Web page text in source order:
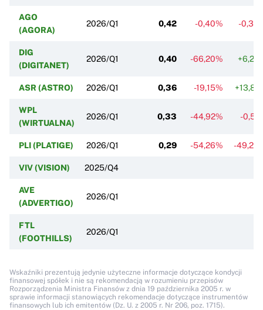
AGO
(AGORA)
2026/Q1 0,42 -0,40% -
DIG
(DIGITANET)
2026/Q1 0,40 -66,20%
ASR (ASTRO) 2026/Q1 0,36 -19,15%
WPL
(WIRTUALNA)
2026/Q1 0,33 -44,92% -
PLI (PLATIGE) 2026/Q1 0,29 -54,26% -
VIV (VISION) 2025/Q4
AVE
(ADVERTIGO)
2026/Q1
FTL
(FOOTHILLS)
2026/Q1
Wskaźniki prezentują jedynie użyteczne informacje dotyczące kondycji
finansowej spółek i nie są rekomendacją w rozumieniu przepisów
Rozporządzenia Ministra Finansów z dnia 19 października 2005 r. w
sprawie informacji stanowiących rekomendacje dotyczące instrumentów
finansowych lub ich emitentów (Dz. U. z 2005 r. Nr 206, poz. 1715).